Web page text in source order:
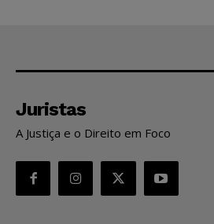
Juristas
A Justiça e o Direito em Foco